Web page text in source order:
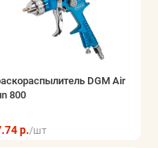
DGM Air
800
р./шт